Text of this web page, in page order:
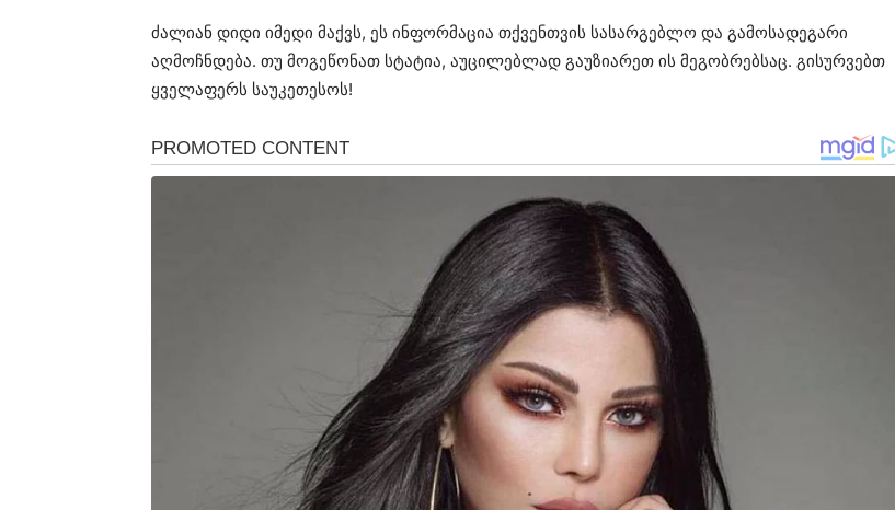
ძალიან დიდი იმედი მაქვს, ეს ინფორმაცია თქვენთვის სასარგებლო და გამოსადეგარი
აღმოჩნდება. თუ მოგეწონათ სტატია, აუცილებლად გაუზიარეთ ის მეგობრებსაც. გისურვებთ
ყველაფერს საუკეთესოს!